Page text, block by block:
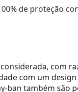
de proteção
com
com um
ban também são